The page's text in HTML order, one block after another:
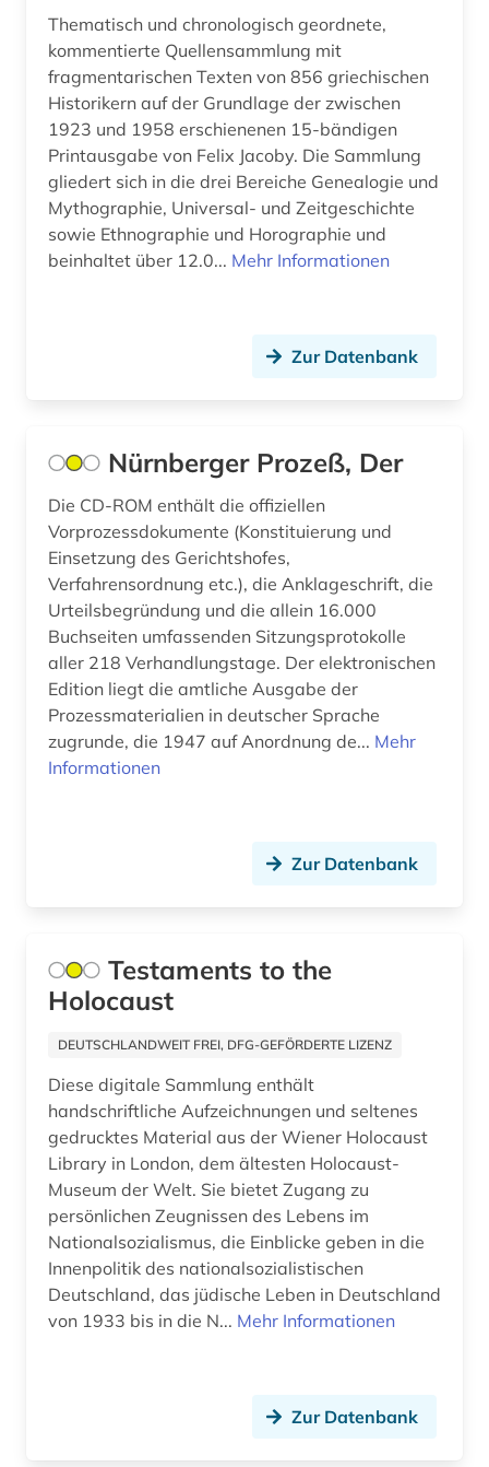
gebäude (1)
gedächtnis (2)
gefühl (1)
geheimdienst (3)
geistesleben (3)
geisteswissenschaften (2)
germanistik (2)
gesamtausgabe (2)
geschiche 1986-2000 (1)
geschichte (79)
geschichte &lt;1493-1878&gt; (1)
geschichte &lt;1560-1599&gt; (1)
geschichte 1073-1085 (1)
geschichte 1232-2001 (1)
geschichte 1275-1504 (1)
geschichte 1298-1810 (1)
geschichte 1300-1600 (1)
geschichte 1356-1800 (1)
geschichte 1420-1600 (1)
Thematisch und chronologisch geordnete,
kommentierte Quellensammlung mit
fragmentarischen Texten von 856 griechischen
Historikern auf der Grundlage der zwischen
1923 und 1958 erschienenen 15-bändigen
Printausgabe von Felix Jacoby. Die Sammlung
gliedert sich in die drei Bereiche Genealogie und
Mythographie, Universal- und Zeitgeschichte
sowie Ethnographie und Horographie und
beinhaltet über 12.0... Mehr Informationen
Zur Datenbank
Nürnberger Prozeß, Der
Die CD-ROM enthält die offiziellen
Vorprozessdokumente (Konstituierung und
Einsetzung des Gerichtshofes,
Verfahrensordnung etc.), die Anklageschrift, die
Urteilsbegründung und die allein 16.000
Buchseiten umfassenden Sitzungsprotokolle
aller 218 Verhandlungstage. Der elektronischen
Edition liegt die amtliche Ausgabe der
Prozessmaterialien in deutscher Sprache
zugrunde, die 1947 auf Anordnung de... Mehr
Informationen
Zur Datenbank
Testaments to the
Holocaust
DEUTSCHLANDWEIT FREI, DFG-GEFÖRDERTE LIZENZ
Diese digitale Sammlung enthält
handschriftliche Aufzeichnungen und seltenes
gedrucktes Material aus der Wiener Holocaust
Library in London, dem ältesten Holocaust-
Museum der Welt. Sie bietet Zugang zu
persönlichen Zeugnissen des Lebens im
Nationalsozialismus, die Einblicke geben in die
Innenpolitik des nationalsozialistischen
Deutschland, das jüdische Leben in Deutschland
von 1933 bis in die N... Mehr Informationen
Zur Datenbank